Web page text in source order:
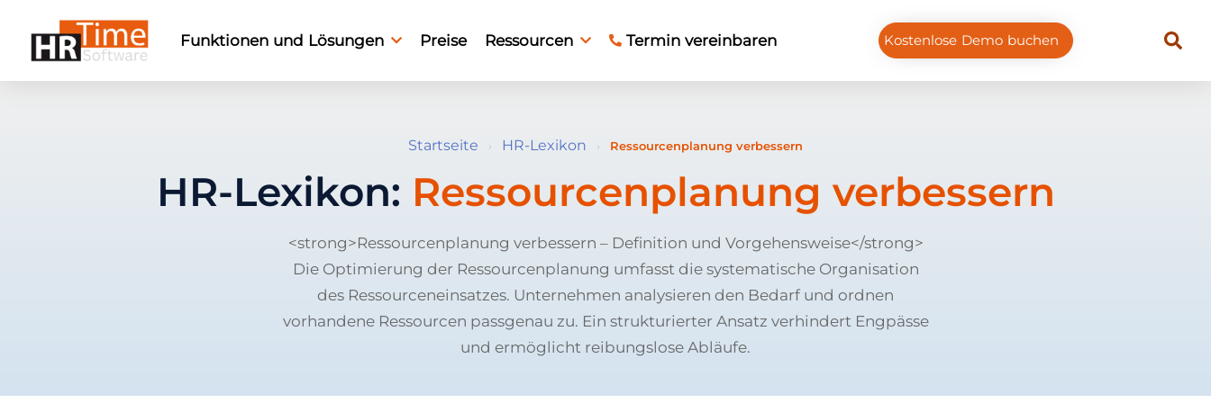
Funktionen und Lösungen Preise Ressourcen Termin vereinbaren Kostenlose Demo buchen
Startseite › HR-Lexikon › Ressourcenplanung verbessern
HR-Lexikon: Ressourcenplanung verbessern
<strong>Ressourcenplanung verbessern – Definition und Vorgehensweise</strong>
Die Optimierung der Ressourcenplanung umfasst die systematische Organisation
des Ressourceneinsatzes. Unternehmen analysieren den Bedarf und ordnen
vorhandene Ressourcen passgenau zu. Ein strukturierter Ansatz verhindert Engpässe
und ermöglicht reibungslose Abläufe.